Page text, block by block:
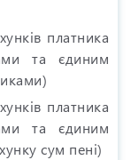
платника
та єдиним
платника
та єдиним
сум пені)